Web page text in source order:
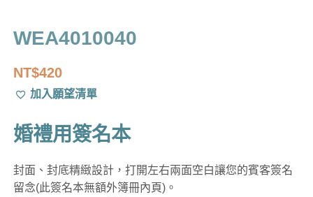
WEA4010040
NT$420
加入願望清單
婚禮用簽名本
封面、封底精緻設計，打開左右兩面空白讓您的賓客簽名
留念(此簽名本無額外簿冊內頁)。